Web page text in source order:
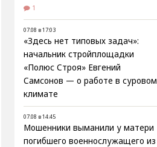
1
07.08 в 17:03
«Здесь нет типовых задач»:
начальник стройплощадки
«Полюс Строя» Евгений
Самсонов — о работе в суровом
климате
07.08 в 14:45
Мошенники выманили у матери
погибшего военнослужащего из